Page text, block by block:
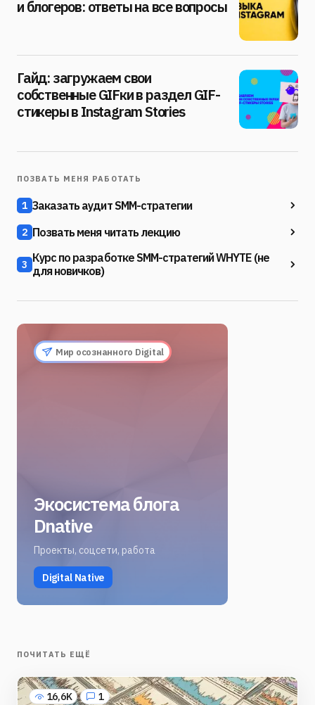
и блогеров: ответы на все вопросы
Гайд: загружаем свои
собственные GIFки в раздел GIF-
стикеры в Instagram Stories
ПОЗВАТЬ МЕНЯ РАБОТАТЬ
1 Заказать аудит SMM-стратегии
2 Позвать меня читать лекцию
3 Курс по разработке SMM-стратегий WHYTE (не
для новичков)
Мир осознанного Digital
Экосистема блога
Dnative
Проекты, соцсети, работа
Digital Native
ПОЧИТАТЬ ЕЩЁ
16,6K 1